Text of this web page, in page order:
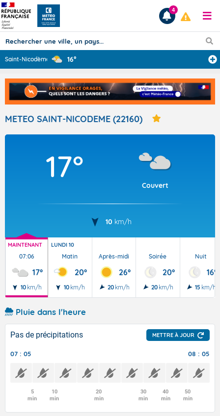
Prévisions
TOUS LES RÉSULTATS
Articles
4
Saint-Nicodème 16°
METEO SAINT-NICODEME (22160)
17°
Couvert
10 km/h
MAINTENANT
07:06
17°
10 km/h
LUNDI 10
Matin
20°
10 km/h
Après-midi
26°
20 km/h
Soirée
20°
20 km/h
Nuit
16°
15 km/h
Pluie dans l'heure
Pas de précipitations METTRE À JOUR
07 : 05 08 : 05
5
min
10
min
20
min
30
min
40
min
50
min